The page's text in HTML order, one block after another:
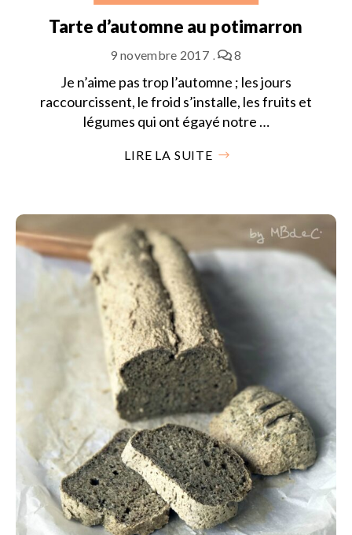
Tarte d’automne au potimarron
9 novembre 2017 8
Je n’aime pas trop l’automne ; les jours
raccourcissent, le froid s’installe, les fruits et
légumes qui ont égayé notre …
LIRE LA SUITE